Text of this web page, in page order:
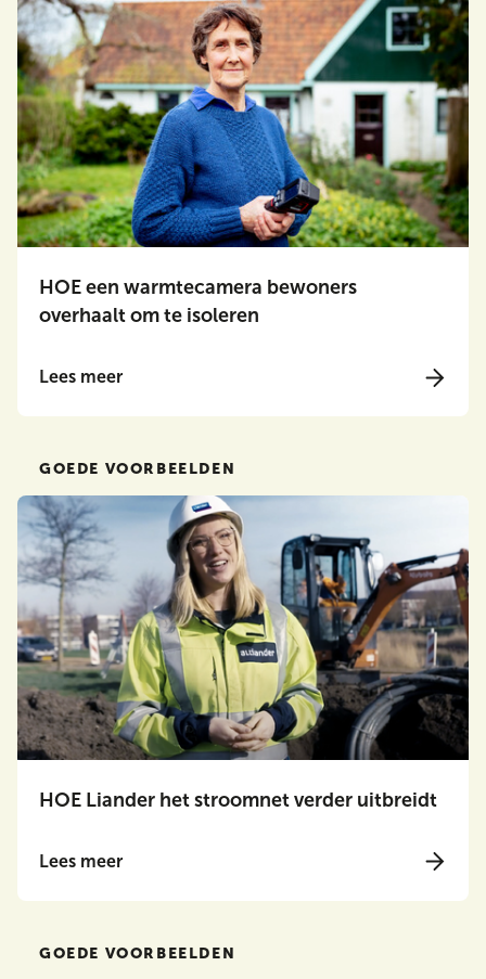
HOE een warmtecamera bewoners
overhaalt om te isoleren
Lees meer
GOEDE VOORBEELDEN
HOE Liander het stroomnet verder uitbreidt
Lees meer
GOEDE VOORBEELDEN